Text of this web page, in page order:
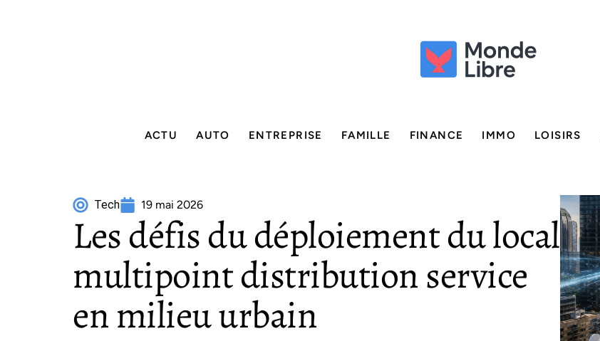
ACTU AUTO ENTREPRISE FAMILLE FINANCE IMMO LOISIRS
Tech 19 mai 2026
Les défis du déploiement du local
multipoint distribution service
en milieu urbain